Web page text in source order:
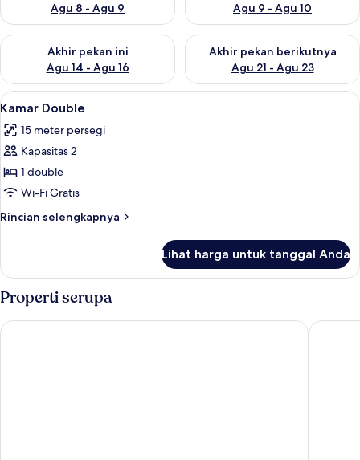
Agu 8 - Agu 9
Agu 9 - Agu 10
Akhir pekan ini
Agu 14 - Agu 16
Periksa ketersediaan untuk akhir pekan ini Agu 14 - Agu 16
Akhir pekan berikutnya
Agu 21 - Agu 23
Periksa ketersediaan untuk
Lihat
semua
foto
untuk
Kamar
Double
Kamar Double | Brankas, meja kerja,
4
Kamar Double
15 meter persegi
Kapasitas 2
1 double
Wi-Fi Gratis
Rincian selengkapnya
Rincian
Kamar
Double
Lihat harga untuk tanggal Anda
Properti serupa
Hostel SEA&DREAMS Calpe Hotel